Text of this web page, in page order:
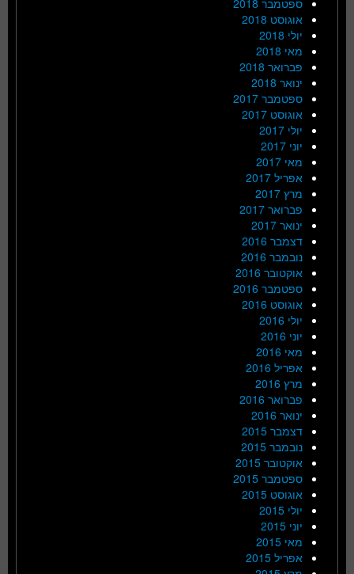
אוגוסט 2018
יולי 2018
מאי 2018
פברואר 2018
ינואר 2018
ספטמבר 2017
אוגוסט 2017
יולי 2017
יוני 2017
מאי 2017
אפריל 2017
מרץ 2017
פברואר 2017
ינואר 2017
דצמבר 2016
נובמבר 2016
אוקטובר 2016
ספטמבר 2016
אוגוסט 2016
יולי 2016
יוני 2016
מאי 2016
אפריל 2016
מרץ 2016
פברואר 2016
ינואר 2016
דצמבר 2015
נובמבר 2015
אוקטובר 2015
ספטמבר 2015
אוגוסט 2015
יולי 2015
יוני 2015
מאי 2015
אפריל 2015